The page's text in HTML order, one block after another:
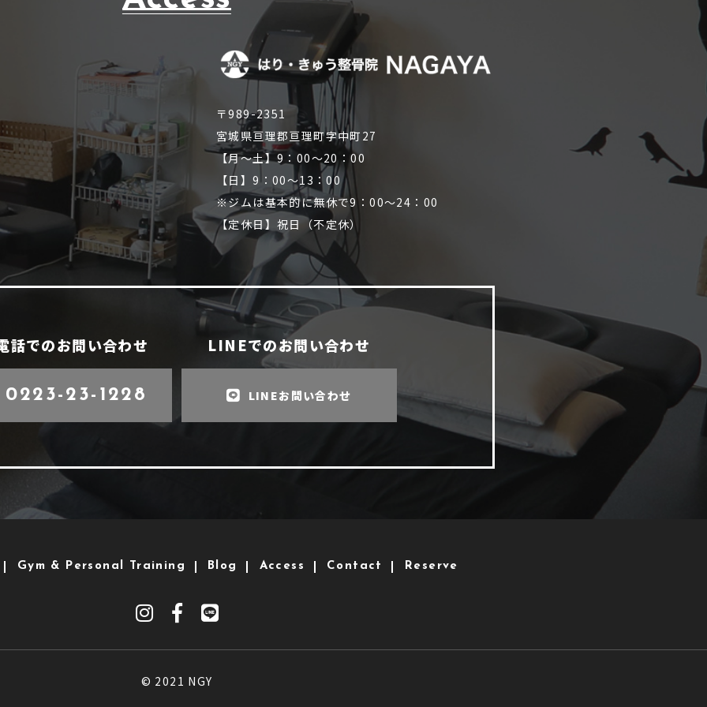
〒989-2351
宮城県亘理郡亘理町字中町27
【月～土】9：00～20：00
【日】9：00～13：00
※ジムは基本的に無休で9：00～24：00
【定休日】祝日（不定休）
話でのお問い合わせ
0223-23-1228
LINEでのお問い合わせ
LINEお問い合わせ
Gym & Personal Training Blog Access Contact Reserve
© 2021 NGY